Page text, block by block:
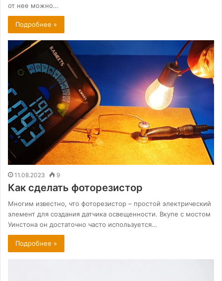
от нее можно…
Подробнее »
11.08.2023 9
Как сделать фоторезистор
Многим известно, что фоторезистор – простой электрический
элемент для создания датчика освещенности. Вкупе с мостом
Уинстона он достаточно часто используется…
Подробнее »